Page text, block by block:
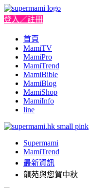
登入／註冊
首頁
MamiTV
MamiPro
MamiTrend
MamiBible
MamiBlog
MamiShop
MamiInfo
line
Supermami
MamiTrend
最新資訊
龍苑與您賀中秋